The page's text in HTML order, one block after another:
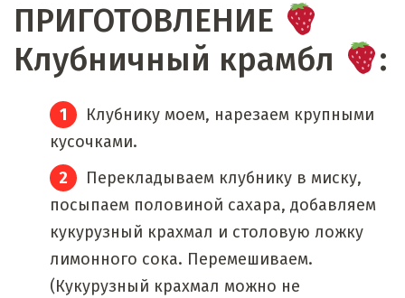
ПРИГОТОВЛЕНИЕ
Клубничный крамбл
:
Клубнику моем, нарезаем крупными
кусочками.
Перекладываем клубнику в миску,
посыпаем половиной сахара, добавляем
кукурузный крахмал и столовую ложку
лимонного сока. Перемешиваем.
(Кукурузный крахмал можно не